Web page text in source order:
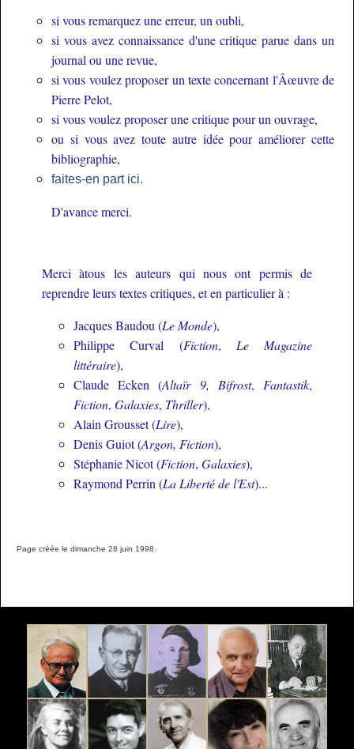
si vous remarquez une erreur, un oubli,
si vous avez connaissance d'une critique parue dans un
journal ou une revue,
si vous voulez proposer un texte concernant l'Âœuvre de
Pierre Pelot,
si vous voulez proposer une critique pour un ouvrage,
ou si vous avez toute autre idée pour améliorer cette
bibliographie,
faites-en part ici.
D'avance merci.
Merci àtous les auteurs qui nous ont permis de
reprendre leurs textes critiques, et en particulier à :
Jacques Baudou (Le Monde),
Philippe Curval (Fiction, Le Magazine
littéraire),
Claude Ecken (Altaïr 9, Bifrost, Fantastik,
Fiction, Galaxies, Thriller),
Alain Grousset (Lire),
Denis Guiot (Argon, Fiction),
Stéphanie Nicot (Fiction, Galaxies),
Raymond Perrin (La Liberté de l'Est)...
Page créée le dimanche 28 juin 1998.